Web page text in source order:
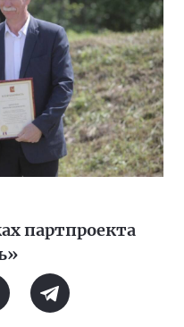
партпроекта